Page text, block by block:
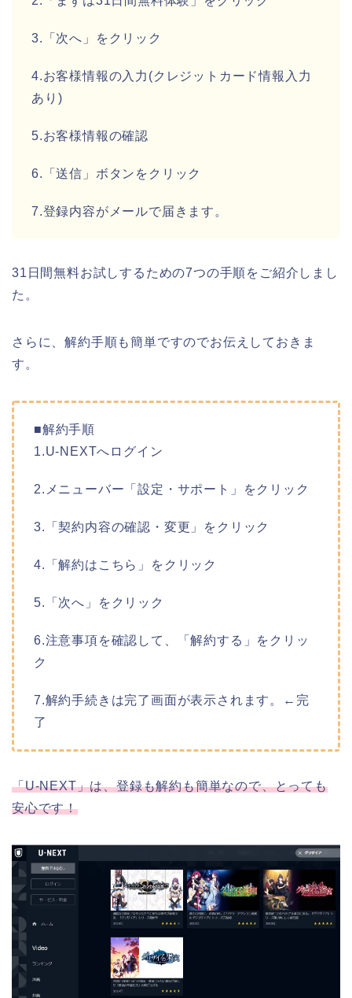
3.「次へ」をクリック
4.お客様情報の入力(クレジットカード情報入力
あり)
5.お客様情報の確認
6.「送信」ボタンをクリック
7.登録内容がメールで届きます。
31日間無料お試しするための7つの手順をご紹介しまし
た。
さらに、解約手順も簡単ですのでお伝えしておきま
す。
■解約手順
1.U-NEXTへログイン
2.メニューバー「設定・サポート」をクリック
3.「契約内容の確認・変更」をクリック
4.「解約はこちら」をクリック
5.「次へ」をクリック
6.注意事項を確認して、「解約する」をクリッ
ク
7.解約手続きは完了画面が表示されます。←完
了
「U-NEXT」は、登録も解約も簡単なので、とっても
安心です！